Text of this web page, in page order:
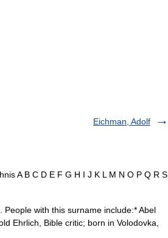
Eichman, Adolf
A B C D E F G H I J K L M N O P Q R S
with this surname include:* Abel
Ehrlich, Bible critic; born in Volodovka,